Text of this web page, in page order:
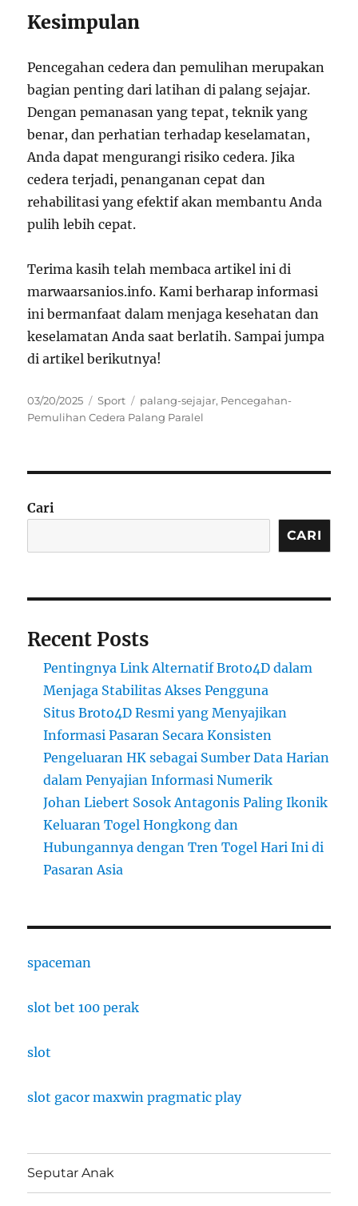
Kesimpulan
Pencegahan cedera dan pemulihan merupakan
bagian penting dari latihan di palang sejajar.
Dengan pemanasan yang tepat, teknik yang
benar, dan perhatian terhadap keselamatan,
Anda dapat mengurangi risiko cedera. Jika
cedera terjadi, penanganan cepat dan
rehabilitasi yang efektif akan membantu Anda
pulih lebih cepat.
Terima kasih telah membaca artikel ini di
marwaarsanios.info. Kami berharap informasi
ini bermanfaat dalam menjaga kesehatan dan
keselamatan Anda saat berlatih. Sampai jumpa
di artikel berikutnya!
Posted
on
03/20/2025 Categories
Sport Tags
palang-sejajar, Pencegahan-
Pemulihan Cedera Palang Paralel
Cari
CARI
Recent Posts
Pentingnya Link Alternatif Broto4D dalam
Menjaga Stabilitas Akses Pengguna
Situs Broto4D Resmi yang Menyajikan
Informasi Pasaran Secara Konsisten
Pengeluaran HK sebagai Sumber Data Harian
dalam Penyajian Informasi Numerik
Johan Liebert Sosok Antagonis Paling Ikonik
Keluaran Togel Hongkong dan
Hubungannya dengan Tren Togel Hari Ini di
Pasaran Asia
spaceman
slot bet 100 perak
slot
slot gacor maxwin pragmatic play
Seputar Anak